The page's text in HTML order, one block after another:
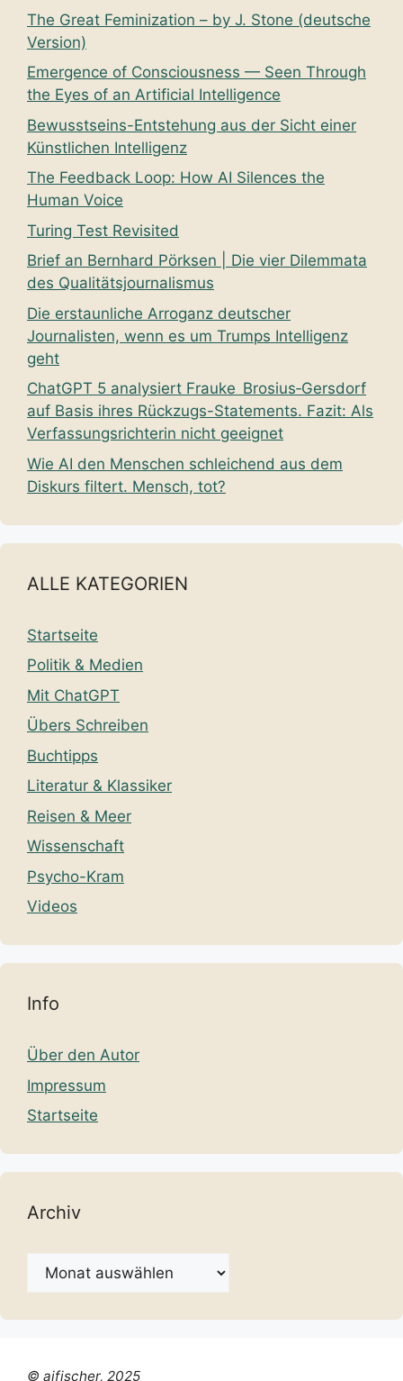
The Great Feminization – by J. Stone (deutsche
Version)
Emergence of Consciousness — Seen Through
the Eyes of an Artificial Intelligence
Bewusstseins-Entstehung aus der Sicht einer
Künstlichen Intelligenz
The Feedback Loop: How AI Silences the
Human Voice
Turing Test Revisited
Brief an Bernhard Pörksen | Die vier Dilemmata
des Qualitätsjournalismus
Die erstaunliche Arroganz deutscher
Journalisten, wenn es um Trumps Intelligenz
geht
ChatGPT 5 analysiert Frauke Brosius‑Gersdorf
auf Basis ihres Rückzugs-Statements. Fazit: Als
Verfassungsrichterin nicht geeignet
Wie AI den Menschen schleichend aus dem
Diskurs filtert. Mensch, tot?
ALLE KATEGORIEN
Startseite
Politik & Medien
Mit ChatGPT
Übers Schreiben
Buchtipps
Literatur & Klassiker
Reisen & Meer
Wissenschaft
Psycho-Kram
Videos
Info
Über den Autor
Impressum
Startseite
Archiv
Archiv
© ajfischer, 2025